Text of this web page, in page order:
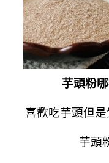
芋頭粉
喜歡吃芋頭但
芋頭